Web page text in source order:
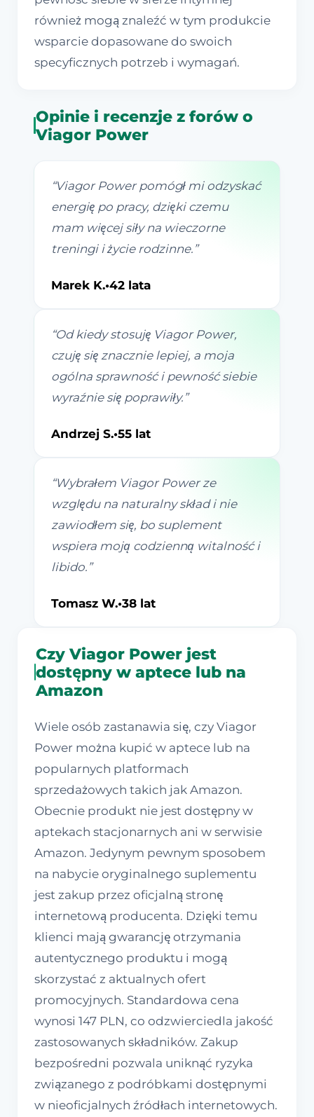
również mogą znaleźć w tym produkcie
wsparcie dopasowane do swoich
specyficznych potrzeb i wymagań.
Opinie i recenzje z forów o
Viagor Power
“Viagor Power pomógł mi odzyskać
energię po pracy, dzięki czemu
mam więcej siły na wieczorne
treningi i życie rodzinne. ”
Marek K.•42 lata
“Od kiedy stosuję Viagor Power,
czuję się znacznie lepiej, a moja
ogólna sprawność i pewność siebie
wyraźnie się poprawiły. ”
Andrzej S.•55 lat
“Wybrałem Viagor Power ze
względu na naturalny skład i nie
zawiodłem się, bo suplement
wspiera moją codzienną witalność i
libido. ”
Tomasz W.•38 lat
Czy Viagor Power jest
dostępny w aptece lub na
Amazon
Wiele osób zastanawia się, czy Viagor
Power można kupić w aptece lub na
popularnych platformach
sprzedażowych takich jak Amazon.
Obecnie produkt nie jest dostępny w
aptekach stacjonarnych ani w serwisie
Amazon. Jedynym pewnym sposobem
na nabycie oryginalnego suplementu
jest zakup przez oficjalną stronę
internetową producenta. Dzięki temu
klienci mają gwarancję otrzymania
autentycznego produktu i mogą
skorzystać z aktualnych ofert
promocyjnych. Standardowa cena
wynosi 147 PLN, co odzwierciedla jakość
zastosowanych składników. Zakup
bezpośredni pozwala uniknąć ryzyka
związanego z podróbkami dostępnymi
w nieoficjalnych źródłach internetowych.